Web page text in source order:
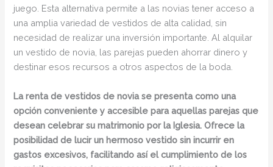
juego. Esta alternativa permite a las novias tener acceso a
una amplia variedad de vestidos de alta calidad, sin
necesidad de realizar una inversión importante. Al alquilar
un vestido de novia, las parejas pueden ahorrar dinero y
destinar esos recursos a otros aspectos de la boda.
La renta de vestidos de novia se presenta como una
opción conveniente y accesible para aquellas parejas que
desean celebrar su matrimonio por la Iglesia. Ofrece la
posibilidad de lucir un hermoso vestido sin incurrir en
gastos excesivos, facilitando así el cumplimiento de los